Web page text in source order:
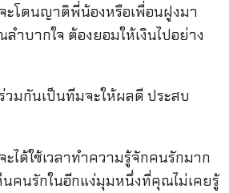
โดนญาติพี่น้องหรือเพื่อนฝูงมา
ำบากใจ ต้องยอมให้เงินไปอย่าง
วมกันเป็นทีมจะให้ผลดี ประสบ
ได้ใช้เวลาทำความรู้จักคนรักมาก
คนรักในอีกแง่มุมหนึ่งที่คุณไม่เคยรู้